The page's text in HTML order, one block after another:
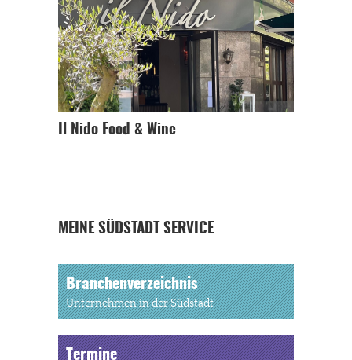
Il Nido Food & Wine
MEINE SÜDSTADT SERVICE
Branchenverzeichnis
Unternehmen in der Südstadt
Termine